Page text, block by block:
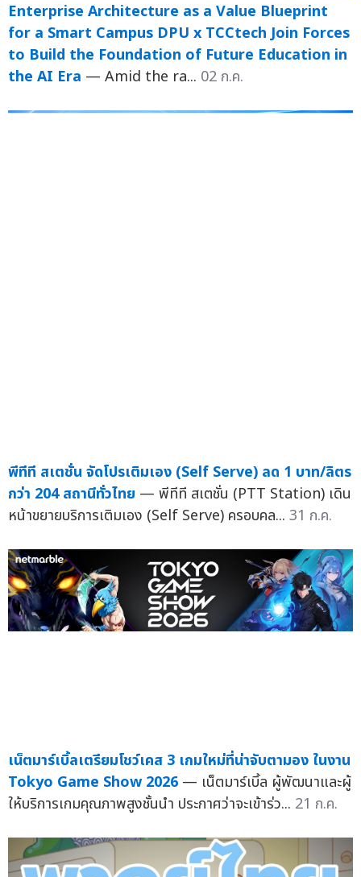
Enterprise Architecture as a Value Blueprint
for a Smart Campus DPU x TCCtech Join Forces
to Build the Foundation of Future Education in
the AI Era — Amid the ra... 02 ก.ค.
พีทีที สเตชั่น จัดโปรเติมเอง (Self Serve) ลด 1 บาท/ลิตร
กว่า 204 สถานีทั่วไทย — พีทีที สเตชั่น (PTT Station) เดิน
หน้าขยายบริการเติมเอง (Self Serve) ครอบคล... 31 ก.ค.
เน็ตมาร์เบิ้ลเตรียมโชว์เคส 3 เกมใหม่ที่น่าจับตามอง ในงาน
Tokyo Game Show 2026 — เน็ตมาร์เบิ้ล ผู้พัฒนาและผู้
ให้บริการเกมคุณภาพสูงชั้นนำ ประกาศว่าจะเข้าร่ว... 21 ก.ค.